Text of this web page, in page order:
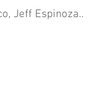
Jeff Espinoza..